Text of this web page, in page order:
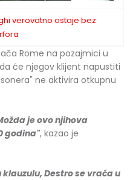
verovatno ostaje bez
Rome na pozajmici u
će njegov klijent napustiti
ne aktivira otkupnu
je ovo njihova
godina", kazao je
Destro se vraća u